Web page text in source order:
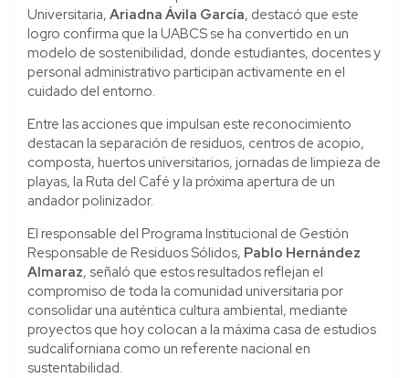
Universitaria, Ariadna Ávila García, destacó que este
logro confirma que la UABCS se ha convertido en un
modelo de sostenibilidad, donde estudiantes, docentes y
personal administrativo participan activamente en el
cuidado del entorno.
Entre las acciones que impulsan este reconocimiento
destacan la separación de residuos, centros de acopio,
composta, huertos universitarios, jornadas de limpieza de
playas, la Ruta del Café y la próxima apertura de un
andador polinizador.
El responsable del Programa Institucional de Gestión
Responsable de Residuos Sólidos, Pablo Hernández
Almaraz, señaló que estos resultados reflejan el
compromiso de toda la comunidad universitaria por
consolidar una auténtica cultura ambiental, mediante
proyectos que hoy colocan a la máxima casa de estudios
sudcaliforniana como un referente nacional en
sustentabilidad.